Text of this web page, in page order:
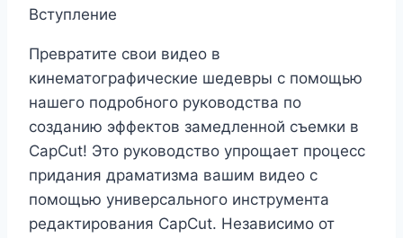
Вступление
Превратите свои видео в
кинематографические шедевры с помощью
нашего подробного руководства по
созданию эффектов замедленной съемки в
CapCut! Это руководство упрощает процесс
придания драматизма вашим видео с
помощью универсального инструмента
редактирования CapCut. Независимо от